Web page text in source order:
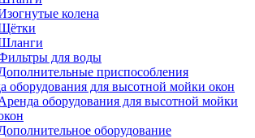
колена
для воды
приспособления
оборудования для высотной мойки окон
оборудования для высотной мойки
оборудование